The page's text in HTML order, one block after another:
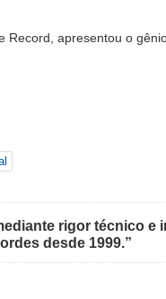
Record, apresentou o
rigor técnico e
desde 1999.”